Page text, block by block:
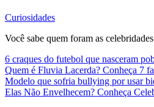
Curiosidades
Você sabe quem foram as
6 craques do futebol que nasceram
Quem é Fluvia Lacerda? Conheça 7
Modelo que sofria bullying por usar
Elas Não Envelhecem? Conheça